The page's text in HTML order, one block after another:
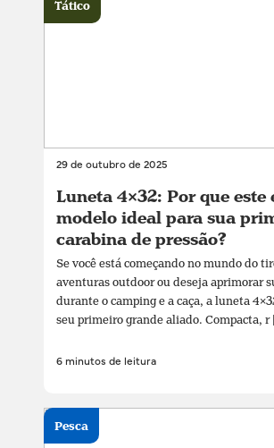
29 de outubro de 2025
Luneta 4×32: Por que este
modelo ideal para sua
carabina de pressão?
Se você está começando no mundo do
aventuras outdoor ou deseja aprimorar
durante o camping e a caça, a luneta
seu primeiro grande aliado. Compacta, r
6 minutos de leitura
Tático
Pesca